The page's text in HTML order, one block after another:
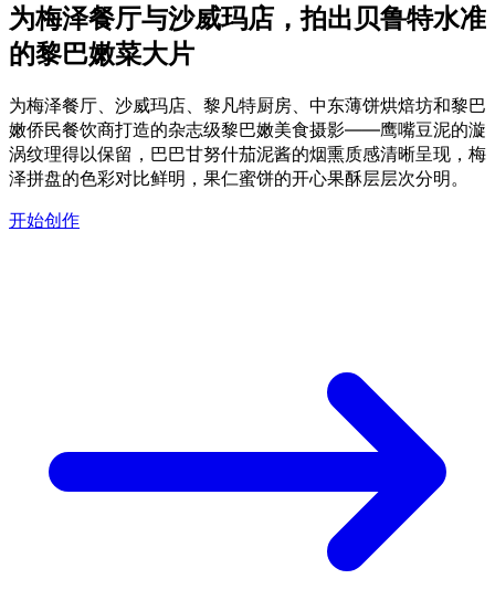
为梅泽餐厅与沙威玛店，拍出贝鲁特水准
的黎巴嫩菜大片
为梅泽餐厅、沙威玛店、黎凡特厨房、中东薄饼烘焙坊和黎巴
嫩侨民餐饮商打造的杂志级黎巴嫩美食摄影——鹰嘴豆泥的漩
涡纹理得以保留，巴巴甘努什茄泥酱的烟熏质感清晰呈现，梅
泽拼盘的色彩对比鲜明，果仁蜜饼的开心果酥层层次分明。
开始创作